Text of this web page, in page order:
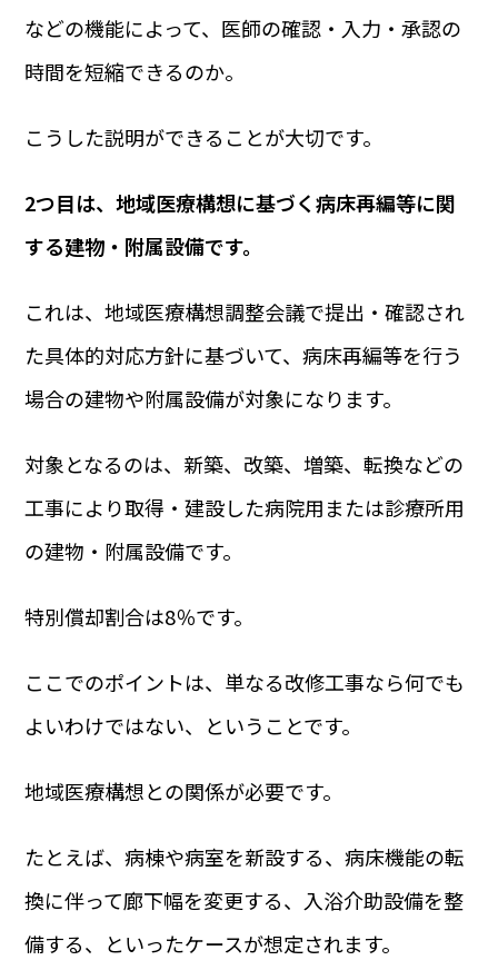
などの機能によって、医師の確認・入力・承認の
時間を短縮できるのか。
こうした説明ができることが大切です。
2つ目は、地域医療構想に基づく病床再編等に関
する建物・附属設備です。
これは、地域医療構想調整会議で提出・確認され
た具体的対応方針に基づいて、病床再編等を行う
場合の建物や附属設備が対象になります。
対象となるのは、新築、改築、増築、転換などの
工事により取得・建設した病院用または診療所用
の建物・附属設備です。
特別償却割合は8％です。
ここでのポイントは、単なる改修工事なら何でも
よいわけではない、ということです。
地域医療構想との関係が必要です。
たとえば、病棟や病室を新設する、病床機能の転
換に伴って廊下幅を変更する、入浴介助設備を整
備する、といったケースが想定されます。